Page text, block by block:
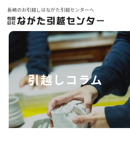
長崎のお引越しはながた引越センターへ
会社紹介
お引越しサービス
その他サービス
コラム
引越しコラム